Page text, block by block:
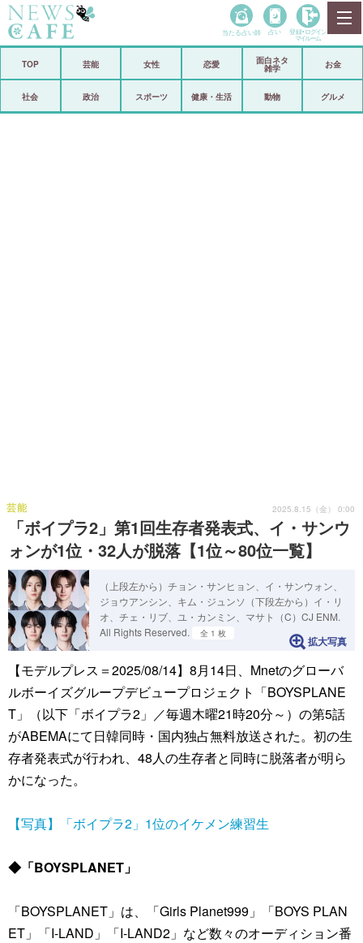
政治
当たる占い師 占い 登録• ログイン
マイルーム
TOP 芸能 女性 恋愛
面白ネタ
雑学
お金
社会 政治 スポーツ 健康・生活 動物 グルメ
「ボイプラ2」第1回生存者発表式、イ・サンウ
ォンが1位・32人が脱落【1位～80位一覧】
芸能 2025.8.15（金） 0:00
（上段左から）チョン・サンヒョン、イ・サンウォン、
ジョウアンシン、キム・ジュンソ（下段左から）イ・リ
オ、チェ・リブ、ユ・カンミン、マサト（C）CJ ENM.
All Rights Reserved.
全 1 枚
拡大写真
【モデルプレス＝2025/08/14】8月14日、Mnetのグローバ
ルボーイズグループデビュープロジェクト「BOYSPLANE
T」（以下「ボイプラ2」／毎週木曜21時20分～）の第5話
がABEMAにて日韓同時・国内独占無料放送された。初の生
存者発表式が行われ、48人の生存者と同時に脱落者が明ら
かになった。
【写真】「ボイプラ2」1位のイケメン練習生
◆「BOYSPLANET」
「BOYSPLANET」は、「Girls Planet999」「BOYS PLAN
ET」「I-LAND」「I-LAND2」など数々のオーディション番